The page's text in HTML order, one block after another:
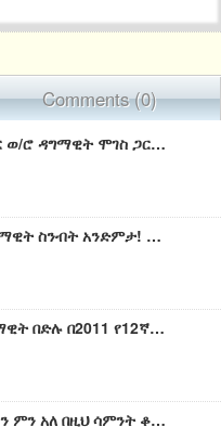
Comments (0)
ከትራንስፖርት ሚኒስትር ወ/ሮ ዳግማዊት ሞገስ ጋር ቆይታ
የእነ ታከለ ኡማ እና ዳግማዊት ስንብት አንድምታ! የኢትዮ 360 መረጃዎች
ባለብሩህ አዕምሮዋ ዳግማዊት በድሉ በ2011 የ12ኛ ክፍል ፈተና 631 አስመዝግባለች።
Ethiopia - ESAT ማን ምን አለ በዚህ ሳምንት ቆይታ ከትራንስፖርት ሚኒስትር ወ/ሮ ዳግማዊት ሞገስ ጋር